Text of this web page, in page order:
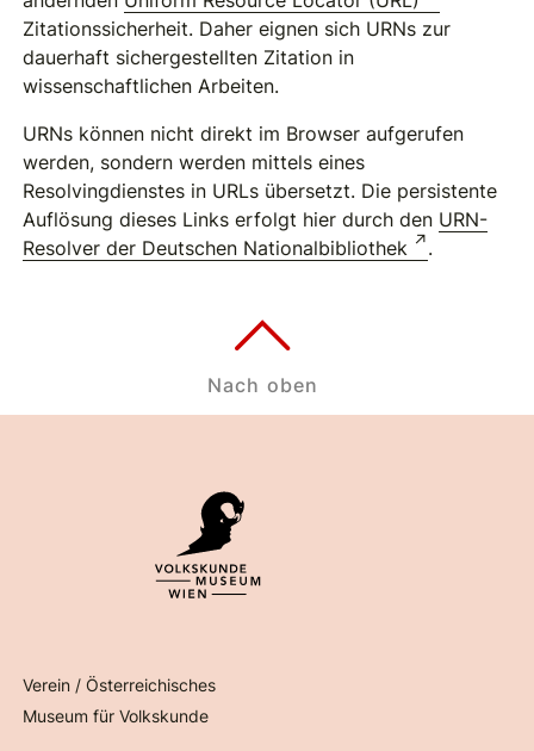
Zitationssicherheit. Daher eignen sich URNs zur
dauerhaft sichergestellten Zitation in
wissenschaftlichen Arbeiten.
URNs können nicht direkt im Browser aufgerufen
werden, sondern werden mittels eines
Resolvingdienstes in URLs übersetzt. Die persistente
Auflösung dieses Links erfolgt hier durch den URN-
Resolver der Deutschen Nationalbibliothek
.
Verein / Österreichisches
Museum für Volkskunde
Nach oben